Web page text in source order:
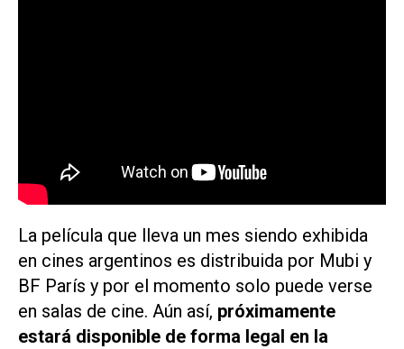
La película que lleva un mes siendo exhibida
en cines argentinos es distribuida por Mubi y
BF París y por el momento solo puede verse
en salas de cine. Aún así, próximamente
estará disponible de forma legal en la